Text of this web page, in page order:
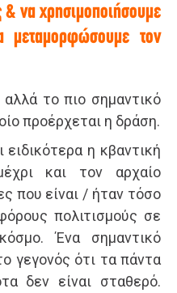
να χρησιμοποιήσουμε
μεταμορφώσουμε τον
το πιο σημαντικό
προέρχεται η δράση.
η κβαντική
και τον αρχαίο
που είναι / ήταν τόσο
πολιτισμούς σε
Ένα σημαντικό
γεγονός ότι τα πάντα
δεν είναι σταθερό.